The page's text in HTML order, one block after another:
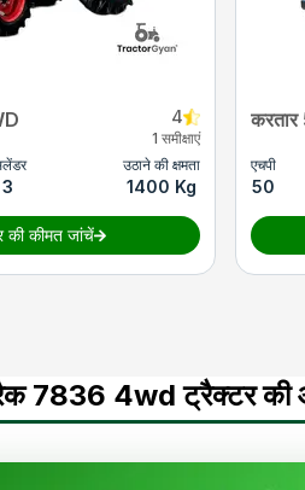
4
1 समीक्षाएं
3
उठाने की क्षमता
1400 Kg
की कीमत जांचें
एचपी
50
7836 4wd ट्रैक्टर की